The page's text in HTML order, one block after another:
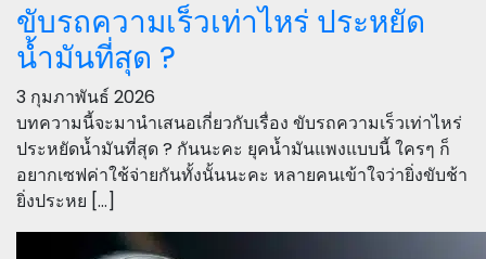
ขับรถความเร็วเท่าไหร่ ประหยัด
น้ำมันที่สุด ?
3 กุมภาพันธ์ 2026
บทความนี้จะมานำเสนอเกี่ยวกับเรื่อง ขับรถความเร็วเท่าไหร่
ประหยัดน้ำมันที่สุด ? กันนะคะ ยุคน้ำมันแพงแบบนี้ ใครๆ ก็
อยากเซฟค่าใช้จ่ายกันทั้งนั้นนะคะ หลายคนเข้าใจว่ายิ่งขับช้า
ยิ่งประหย […]